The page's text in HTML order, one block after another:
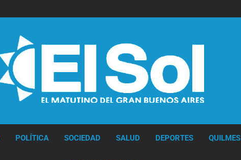
POLÍTICA SOCIEDAD SALUD DEPORTES QUILMES